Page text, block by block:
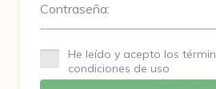
Contraseña:
He leído y acepto los
condiciones de uso